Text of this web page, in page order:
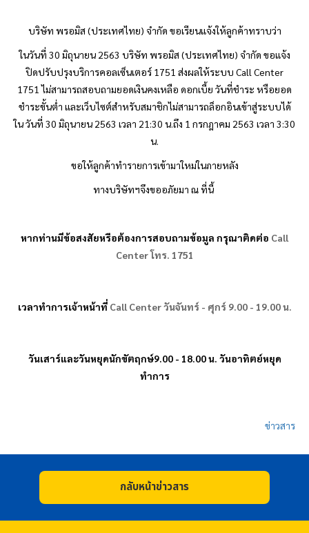
บริษัท พรอมิส(ประเทศไทย) จำกัด ขอเรียนแจ้งให้ลูกค้าทราบว่า
ในวันที่ 30 มิถุนายน 2563 บริษัท พรอมิส(ประเทศไทย) จำกัด ขอแจ้ง
ปิดปรับปรุงบริการคอลเซ็นเตอร์ 1751 ส่งผลให้ระบบ Call Center
1751 ไม่สามารถสอบถามยอดเงินคงเหลือ ดอกเบี้ย วันที่ชำระ หรือยอด
ชำระขั้นต่ำ และเว็บไซต์สำหรับสมาชิกไม่สามารถล็อกอินเข้าสู่ระบบได้
ใน วันที่ 30 มิถุนายน 2563 เวลา 21:30 น.ถึง 1 กรกฎาคม 2563 เวลา 3:30
น.
ขอให้ลูกค้าทำรายการเข้ามาใหม่ในภายหลัง
ทางบริษัทฯจึงขออภัยมา ณ ที่นี้
หากท่านมีข้อสงสัยหรือต้องการสอบถามข้อมูล กรุณาติดต่อ Call
Centerโทร. 1751
เวลาทำการเจ้าหน้าที่ Call Centerวันจันทร์ - ศุกร์ 9.00 - 19.00 น.
วันเสาร์และวันหยุดนักขัตฤกษ์9.00 - 18.00 น. วันอาทิตย์หยุด
ทำการ
ข่าวสาร
กลับหน้าข่าวสาร